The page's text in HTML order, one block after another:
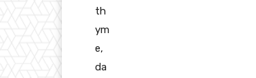
th
ym
e,
da